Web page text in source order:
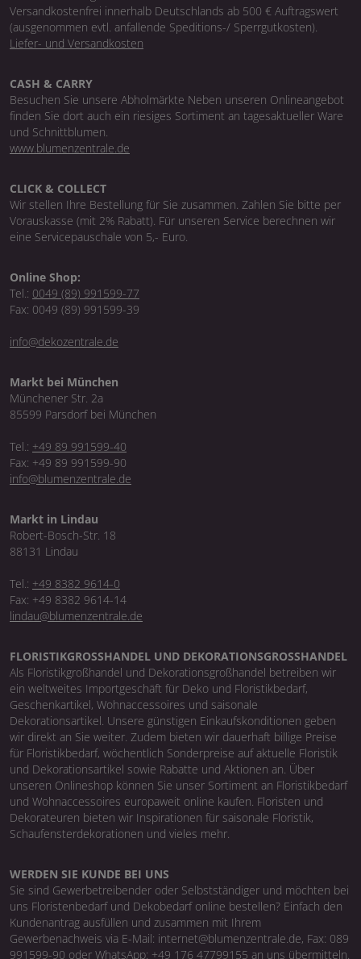
Versandkostenfrei innerhalb Deutschlands ab 500 € Auftragswert
(ausgenommen evtl. anfallende Speditions-/ Sperrgutkosten).
Liefer- und Versandkosten
CASH & CARRY
Besuchen Sie unsere Abholmärkte Neben unseren Onlineangebot
finden Sie dort auch ein riesiges Sortiment an tagesaktueller Ware
und Schnittblumen.
www.blumenzentrale.de
CLICK & COLLECT
Wir stellen Ihre Bestellung für Sie zusammen. Zahlen Sie bitte per
Vorauskasse (mit 2% Rabatt). Für unseren Service berechnen wir
eine Servicepauschale von 5,- Euro.
Online Shop:
Tel.: 0049 (89) 991599-77
Fax: 0049 (89) 991599-39
info@dekozentrale.de
Markt bei München
Münchener Str. 2a
85599 Parsdorf bei München
Tel.: +49 89 991599-40
Fax: +49 89 991599-90
info@blumenzentrale.de
Markt in Lindau
Robert-Bosch-Str. 18
88131 Lindau
Tel.: +49 8382 9614-0
Fax: +49 8382 9614-14
lindau@blumenzentrale.de
FLORISTIKGROSSHANDEL UND DEKORATIONSGROSSHANDEL
Als Floristikgroßhandel und Dekorationsgroßhandel betreiben wir
ein weltweites Importgeschäft für Deko und Floristikbedarf,
Geschenkartikel, Wohnaccessoires und saisonale
Dekorationsartikel. Unsere günstigen Einkaufskonditionen geben
wir direkt an Sie weiter. Zudem bieten wir dauerhaft billige Preise
für Floristikbedarf, wöchentlich Sonderpreise auf aktuelle Floristik
und Dekorationsartikel sowie Rabatte und Aktionen an. Über
unseren Onlineshop können Sie unser Sortiment an Floristikbedarf
und Wohnaccessoires europaweit online kaufen. Floristen und
Dekorateuren bieten wir Inspirationen für saisonale Floristik,
Schaufensterdekorationen und vieles mehr.
WERDEN SIE KUNDE BEI UNS
Sie sind Gewerbetreibender oder Selbstständiger und möchten bei
uns Floristenbedarf und Dekobedarf online bestellen? Einfach den
Kundenantrag ausfüllen und zusammen mit Ihrem
Gewerbenachweis via E-Mail: internet@blumenzentrale.de, Fax: 089
991599-90 oder WhatsApp: +49 176 47799155 an uns übermitteln.